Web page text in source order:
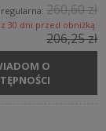
regularna: 260,60 zł
30 dni przed obniżką:
206,25 zł
O